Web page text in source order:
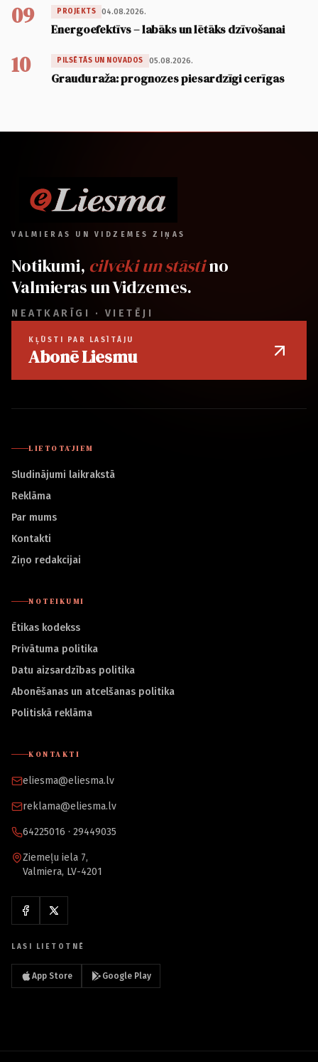
09 PROJEKTS 04.08.2026.
Energoefektīvs – labāks un lētāks dzīvošanai
10 PILSĒTĀS UN NOVADOS 05.08.2026.
Graudu raža: prognozes piesardzīgi cerīgas
VALMIERAS UN VIDZEMES ZIŅAS
Notikumi, cilvēki un stāstino
Valmieras un Vidzemes.
NEATKARĪGI · VIETĒJI
KĻŪSTI PAR LASĪTĀJU
Abonē Liesmu
LIETOTĀJIEM
Sludinājumi laikrakstā
Reklāma
Par mums
Kontakti
Ziņo redakcijai
NOTEIKUMI
Ētikas kodekss
Privātuma politika
Datu aizsardzības politika
Abonēšanas un atcelšanas politika
Politiskā reklāma
KONTAKTI
eliesma@eliesma.lv
reklama@eliesma.lv
64225016 · 29449035
Ziemeļu iela 7,
Valmiera, LV-4201
LASI LIETOTNĒ
App Store Google Play